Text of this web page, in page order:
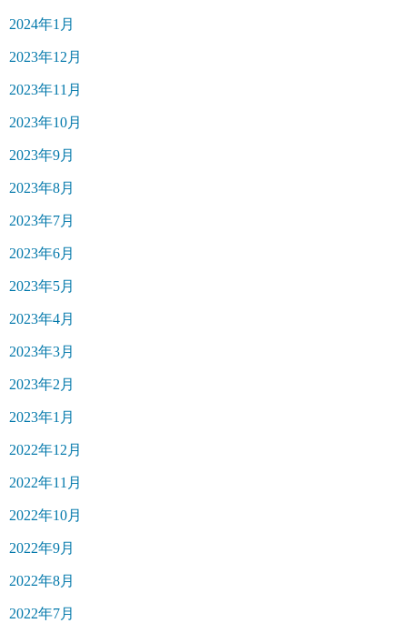
2024年1月
2023年12月
2023年11月
2023年10月
2023年9月
2023年8月
2023年7月
2023年6月
2023年5月
2023年4月
2023年3月
2023年2月
2023年1月
2022年12月
2022年11月
2022年10月
2022年9月
2022年8月
2022年7月